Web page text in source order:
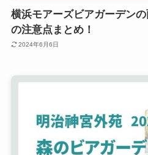
横浜モアーズビアガーデン
の注意点まとめ！
2024年6月6日